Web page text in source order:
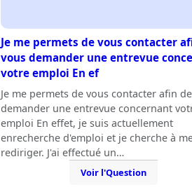
Je me permets de vous contacter
vous demander une entrevue
votre emploi En ef
Je me permets de vous contacter afin
demander une entrevue concernant
emploi En effet, je suis actuellement
enrecherche d'emploi et je cherche à
rediriger. J'ai effectué un…
Voir l'Question